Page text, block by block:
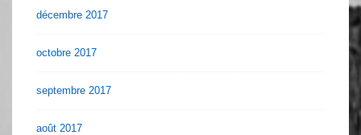
décembre 2017
octobre 2017
septembre 2017
août 2017